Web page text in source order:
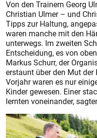
Von den Trainern Georg
Christian Ulmer – und
Tipps zur Haltung,
waren manche mit den
unterwegs. Im zweiten
Entscheidung, es von
Markus Schurr, der
erstaunt über den Mut der
Vorjahr waren es nur
Kinder gewesen. Einer
lernten voneinander,